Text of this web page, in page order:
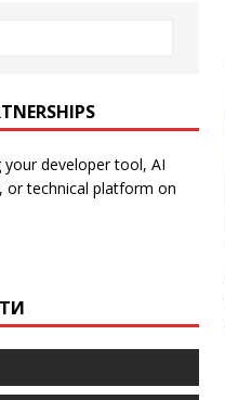
developer tool, AI
or technical platform on